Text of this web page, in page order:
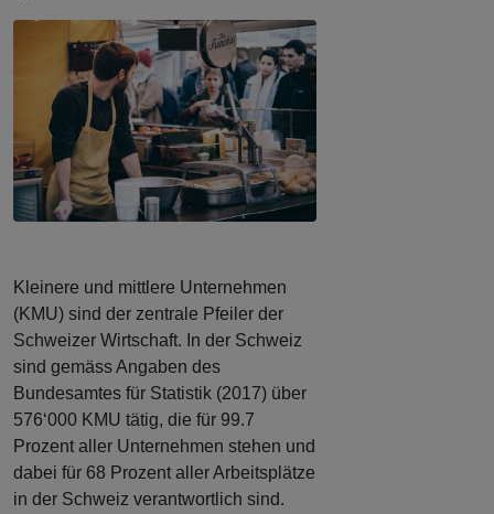
Kleinere und mittlere Unternehmen
(KMU) sind der zentrale Pfeiler der
Schweizer Wirtschaft. In der Schweiz
sind gemäss Angaben des
Bundesamtes für Statistik (2017) über
576‘000 KMU tätig, die für 99.7
Prozent aller Unternehmen stehen und
dabei für 68 Prozent aller Arbeitsplätze
in der Schweiz verantwortlich sind.